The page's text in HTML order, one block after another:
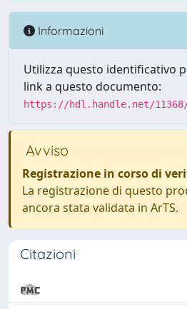
Informazioni
Utilizza questo identificativo
link a questo documento:
https://hdl.handle.net/11368/
Avviso
Registrazione in corso di
La registrazione di questo
ancora stata validata in ArTS.
Citazioni